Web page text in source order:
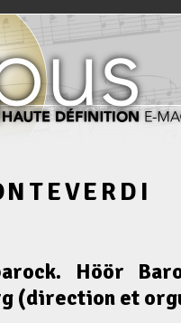
Höör
(direction et